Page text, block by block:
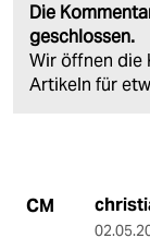
Die
geschlossen.
Wir öffnen die
Artikeln für
CM